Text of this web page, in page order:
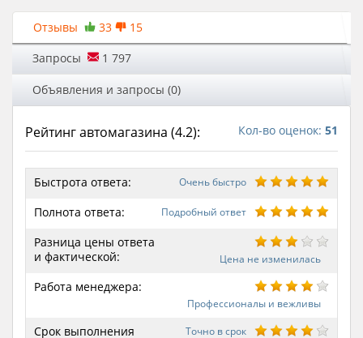
Отзывы 33 15
Запросы 1 797
Объявления и запросы (0)
Кол-во оценок: 51
Рейтинг автомагазина (4.2):
Быстрота ответа: Очень быстро
Полнота ответа: Подробный ответ
Разница цены ответа
и фактической:
Цена не изменилась
Работа менеджера:
Профессионалы и вежливы
Срок выполнения
Точно в срок